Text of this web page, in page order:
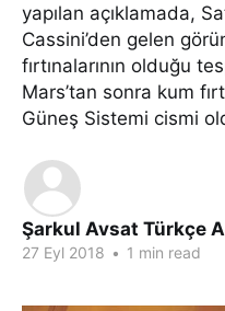
yapılan açıklamada,
Cassini’den gelen
fırtınalarının olduğu
Mars’tan sonra kum
Güneş Sistemi cismi
Şarkul Avsat Türkçe
27 Eyl 2018 • 1 min read